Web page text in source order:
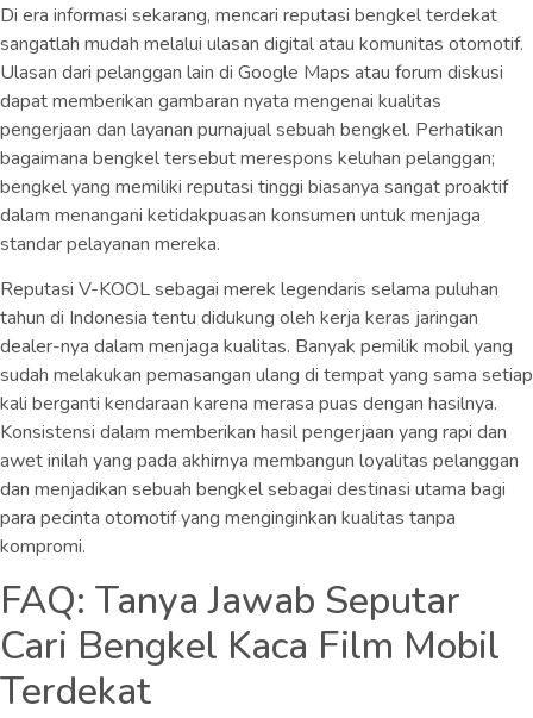
Di era informasi sekarang, mencari reputasi bengkel terdekat
sangatlah mudah melalui ulasan digital atau komunitas otomotif.
Ulasan dari pelanggan lain di Google Maps atau forum diskusi
dapat memberikan gambaran nyata mengenai kualitas
pengerjaan dan layanan purnajual sebuah bengkel. Perhatikan
bagaimana bengkel tersebut merespons keluhan pelanggan;
bengkel yang memiliki reputasi tinggi biasanya sangat proaktif
dalam menangani ketidakpuasan konsumen untuk menjaga
standar pelayanan mereka.
Reputasi V-KOOL sebagai merek legendaris selama puluhan
tahun di Indonesia tentu didukung oleh kerja keras jaringan
dealer-nya dalam menjaga kualitas. Banyak pemilik mobil yang
sudah melakukan pemasangan ulang di tempat yang sama setiap
kali berganti kendaraan karena merasa puas dengan hasilnya.
Konsistensi dalam memberikan hasil pengerjaan yang rapi dan
awet inilah yang pada akhirnya membangun loyalitas pelanggan
dan menjadikan sebuah bengkel sebagai destinasi utama bagi
para pecinta otomotif yang menginginkan kualitas tanpa
kompromi.
FAQ: Tanya Jawab Seputar
Cari Bengkel Kaca Film Mobil
Terdekat